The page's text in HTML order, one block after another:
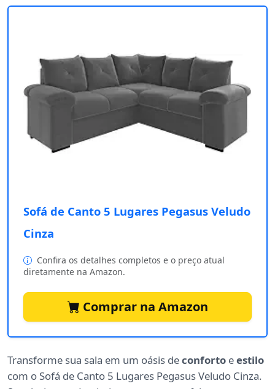
Sofá de Canto 5 Lugares Pegasus Veludo
Cinza
Confira os detalhes completos e o preço atual
diretamente na Amazon.
Comprar na Amazon
Transforme sua sala em um oásis deconforto eestilo
com o Sofá de Canto 5 Lugares Pegasus Veludo Cinza.